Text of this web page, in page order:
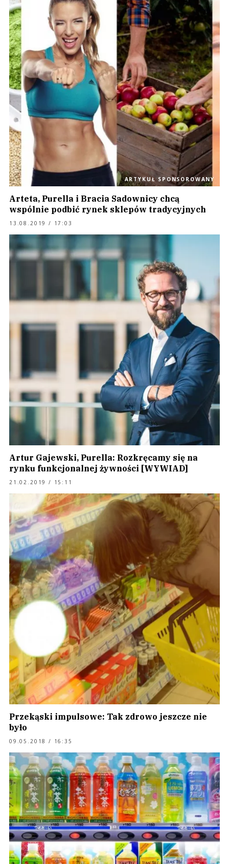
ARTYKUŁ SPONSOROWANY
Arteta, Purella i Bracia Sadownicy chcą
wspólnie podbić rynek sklepów tradycyjnych
13.08.2019 / 17:03
Artur Gajewski, Purella: Rozkręcamy się na
rynku funkcjonalnej żywności [WYWIAD]
21.02.2019 / 15:11
Przekąski impulsowe: Tak zdrowo jeszcze nie
było
09.05.2018 / 16:35